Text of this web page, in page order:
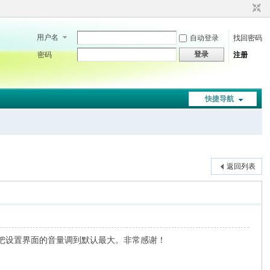
用户名 自动登录
找回密码
密码
登录 注册
快捷导航
返回列表
置界面的音量调到默认最大。非常感谢！